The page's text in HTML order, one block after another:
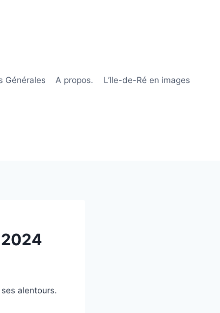
Générales A propos. L’Ile-de-Ré en images
2024
alentours.